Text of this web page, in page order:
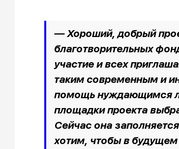
— Хороший, добрый
благотворительных
участие и всех
таким современным и
помощь нуждающимся
площадки проекта
Сейчас она
хотим, чтобы в